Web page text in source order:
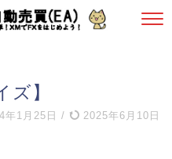
ズ】
年1月25日 / 2025年6月10日